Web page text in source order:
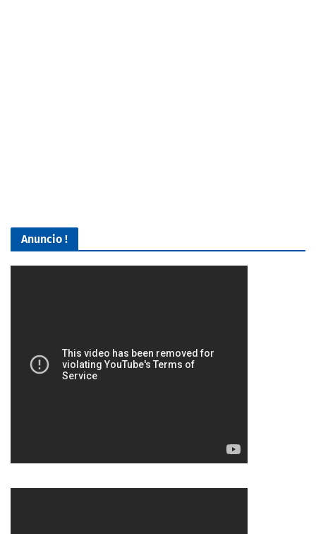
Anuncio !